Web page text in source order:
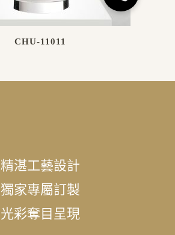
CHU-11011
精湛工藝設計
獨家專屬訂製
光彩奪目呈現